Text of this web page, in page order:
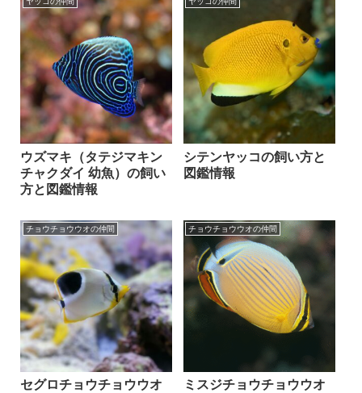
ウズマキ（タテジマキン
チャクダイ 幼魚）の飼い
方と図鑑情報
シテンヤッコの飼い方と
図鑑情報
チョウチョウウオの仲間
セグロチョウチョウウオ
チョウチョウウオの仲間
ミスジチョウチョウウオ